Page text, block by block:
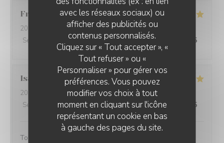
avec les réseaux sociaux) ou
afficher des publicités ou
contenus personnalisés.
Cliquez sur « Tout accepter », «
Tout refuser » ou «
Personnaliser » pour gérer vos
préférences. Vous pouvez
modifier vos choix à tout
moment en cliquant sur l'icône
représentant un cookie en bas
à gauche des pages du site.
Françoise A
2026-07-12
- 12:00 - Couverts 3
Service
Ambiance :5/5 Cuisine : 5/5 Qualité / Prix /5
Isabelle
2026-07-05
- 13:00 - Couverts 11
Service
/5 Ambiance :5 /5 Cuisine: 5/5 Qualité / Prix /5
Tout était parfait.